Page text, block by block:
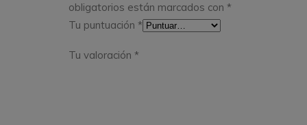
obligatorios están marcados con *
Tu puntuación *
Tu valoración *